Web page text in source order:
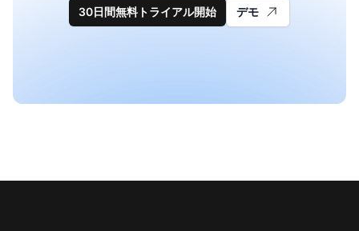
30日間無料トライアル開始 デモ